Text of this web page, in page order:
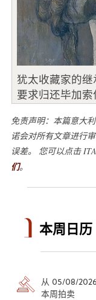
犹太收藏家的继
要求归还毕加索
免责声明：本篇意大
诺会对所有文章进行
误差。 您可以点击
们。
本周日历
从 05/08/
本周拍卖